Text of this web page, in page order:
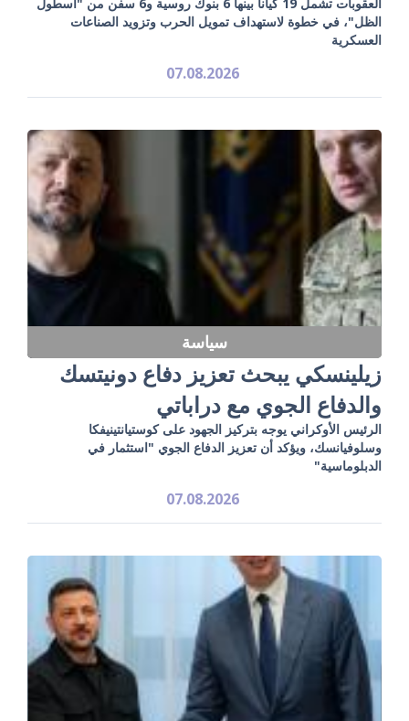
الظل"، في خطوة لاستهداف تمويل الحرب وتزويد الصناعات
العسكرية
07.08.2026
سياسة
زيلينسكي يبحث تعزيز دفاع دونيتسك
والدفاع الجوي مع دراباتي
الرئيس الأوكراني يوجه بتركيز الجهود على كوستيانتينيفكا
وسلوفيانسك، ويؤكد أن تعزيز الدفاع الجوي "استثمار في
الدبلوماسية"
07.08.2026